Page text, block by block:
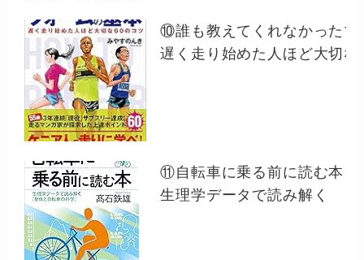
⑩誰も教えてくれなかった
遅く走り始めた人ほど大切な
⑪自転車に乗る前に読む本
生理学データで読み解く 「